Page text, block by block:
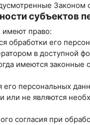
Законом
субъектов
имеют право:
обработки его
в доступной
имеются
его персональных
не являются
согласия при